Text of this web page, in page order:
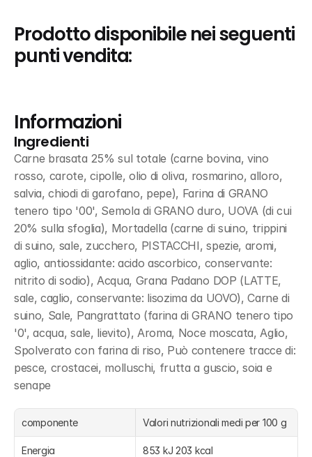
Prodotto disponibile nei seguenti
punti vendita:
Informazioni
Ingredienti
Carne brasata 25% sul totale (carne bovina, vino
rosso, carote, cipolle, olio di oliva, rosmarino, alloro,
salvia, chiodi di garofano, pepe), Farina di GRANO
tenero tipo '00', Semola di GRANO duro, UOVA (di cui
20% sulla sfoglia), Mortadella (carne di suino, trippini
di suino, sale, zucchero, PISTACCHI, spezie, aromi,
aglio, antiossidante: acido ascorbico, conservante:
nitrito di sodio), Acqua, Grana Padano DOP (LATTE,
sale, caglio, conservante: lisozima da UOVO), Carne di
suino, Sale, Pangrattato (farina di GRANO tenero tipo
'0', acqua, sale, lievito), Aroma, Noce moscata, Aglio,
Spolverato con farina di riso, Può contenere tracce di:
pesce, crostacei, molluschi, frutta a guscio, soia e
senape
componente Valori nutrizionali medi per 100 g
Energia 853 kJ 203 kcal